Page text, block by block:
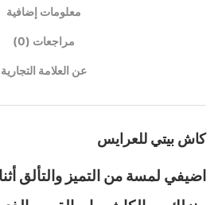
معلومات إضافية
مراجعات (0)
عن العلامة التجارية
كاش بيتي للعرايس
اضيفي لمسة من التميز والتألق